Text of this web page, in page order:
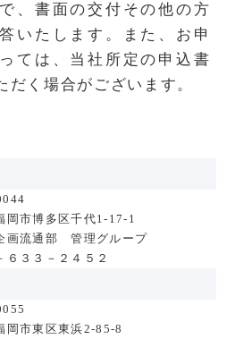
、書面の交付その他の方
いたします。また、お申
ては、当社所定の申込書
だく場合がございます。
岡市博多区千代1-17-1
画流通部 管理グループ
６３３－２４５２
岡市東区東浜2-85-8